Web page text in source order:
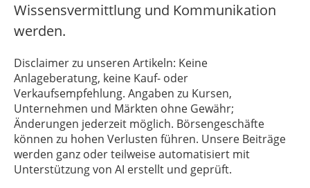
Wissensvermittlung und Kommunikation
werden.
Disclaimer zu unseren Artikeln: Keine
Anlageberatung, keine Kauf- oder
Verkaufsempfehlung. Angaben zu Kursen,
Unternehmen und Märkten ohne Gewähr;
Änderungen jederzeit möglich. Börsengeschäfte
können zu hohen Verlusten führen. Unsere Beiträge
werden ganz oder teilweise automatisiert mit
Unterstützung von AI erstellt und geprüft.